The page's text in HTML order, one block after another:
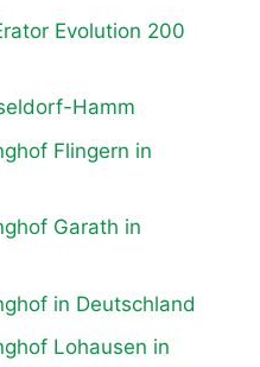
Evolution 200
Hamm
Flingern in
Garath in
in Deutschland
Lohausen in